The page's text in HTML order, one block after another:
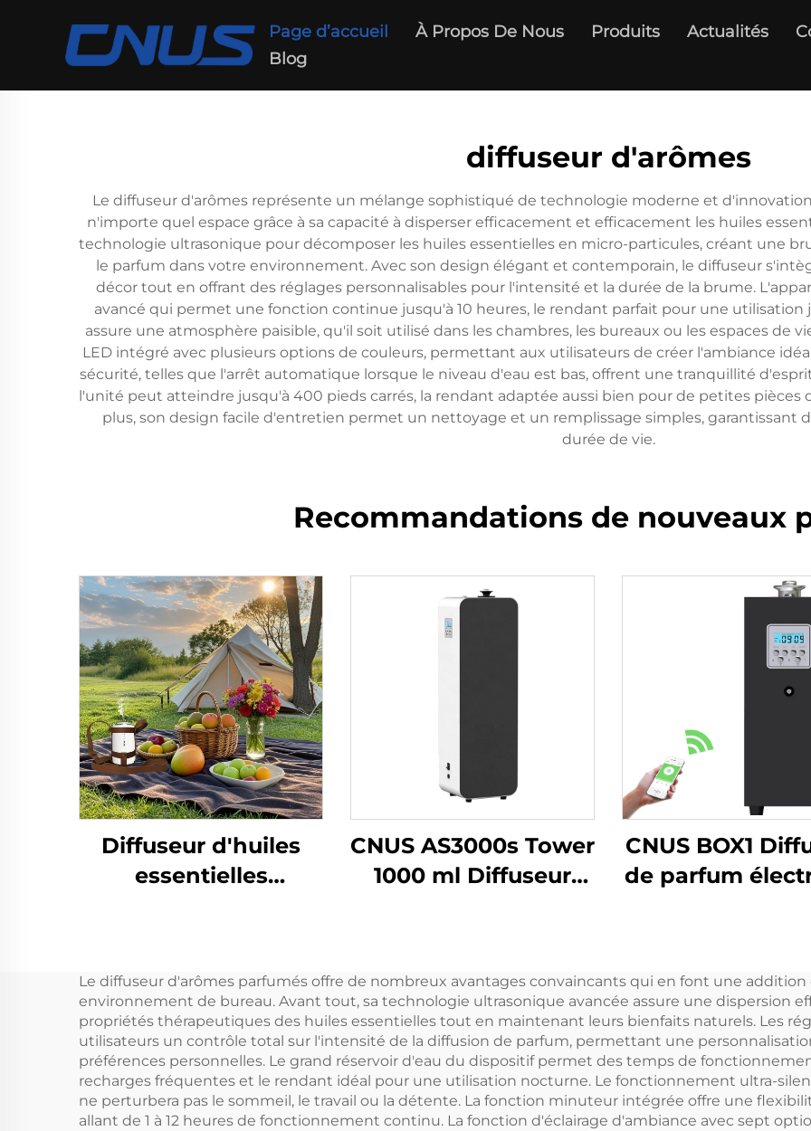
Page d’accueil À Propos De Nous Produits Actualités
Blog
diffuseur d'arômes
Le diffuseur d'arômes représente un mélange sophistiqué de technologie moderne et
n'importe quel espace grâce à sa capacité à disperser efficacement et efficacement les huiles
technologie ultrasonique pour décomposer les huiles essentielles en micro-particules, créant une
le parfum dans votre environnement. Avec son design élégant et contemporain, le diffuseur
décor tout en offrant des réglages personnalisables pour l'intensité et la durée de la brume.
avancé qui permet une fonction continue jusqu'à 10 heures, le rendant parfait pour une
assure une atmosphère paisible, qu'il soit utilisé dans les chambres, les bureaux ou les espaces de
LED intégré avec plusieurs options de couleurs, permettant aux utilisateurs de créer l'ambiance
sécurité, telles que l'arrêt automatique lorsque le niveau d'eau est bas, offrent une tranquillité
l'unité peut atteindre jusqu'à 400 pieds carrés, la rendant adaptée aussi bien pour de petites pièces
plus, son design facile d'entretien permet un nettoyage et un remplissage simples, garantissant
durée de vie.
Recommandations de nouveaux
Diffuseur d'huiles
essentielles
désodorisant pour
voiture, sans eau
CNUS AS3000s Tower
1000 ml Diffuseur
Désodorisant en
aérosol Machine de
parfum pour grande
pièce commerciale
CNUS BOX1
de parfum
pour tour
Le diffuseur d'arômes parfumés offre de nombreux avantages convaincants qui en font une
environnement de bureau. Avant tout, sa technologie ultrasonique avancée assure une dispersion
propriétés thérapeutiques des huiles essentielles tout en maintenant leurs bienfaits naturels. Les
utilisateurs un contrôle total sur l'intensité de la diffusion de parfum, permettant une
préférences personnelles. Le grand réservoir d'eau du dispositif permet des temps de
recharges fréquentes et le rendant idéal pour une utilisation nocturne. Le fonctionnement ultra-
ne perturbera pas le sommeil, le travail ou la détente. La fonction minuteur intégrée offre une
allant de 1 à 12 heures de fonctionnement continu. La fonction d'éclairage d'ambiance avec sept